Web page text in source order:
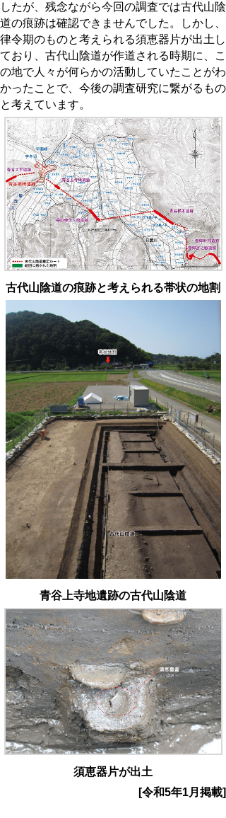
したが、残念ながら今回の調査では古代山陰
道の痕跡は確認できませんでした。しかし、
律令期のものと考えられる須恵器片が出土し
ており、古代山陰道が作道される時期に、こ
の地で人々が何らかの活動していたことがわ
かったことで、今後の調査研究に繋がるもの
と考えています。
古代山陰道の痕跡と考えられる帯状の地割
青谷上寺地遺跡の古代山陰道
須恵器片が出土
[令和5年1月掲載]